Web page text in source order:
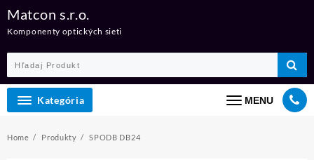
to
content
Matcon s.r.o.
Komponenty optických sieti
Kategória MENU
Home Produkty SPODB DB24